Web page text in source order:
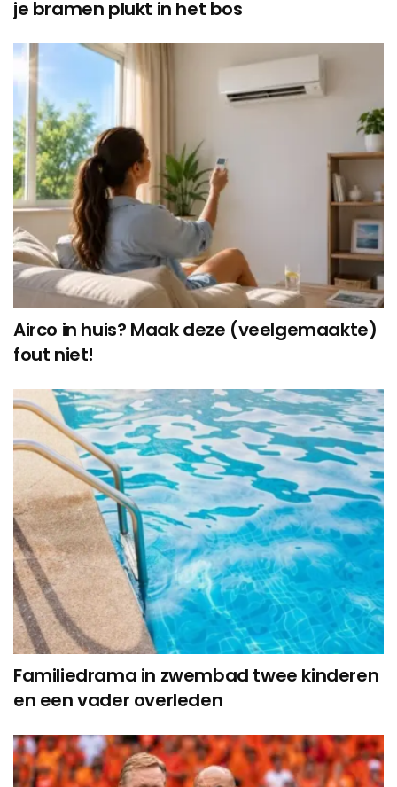
je bramen plukt in het bos
Airco in huis? Maak deze (veelgemaakte)
fout niet!
Familiedrama in zwembad twee kinderen
en een vader overleden